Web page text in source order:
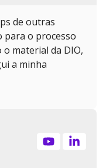
de outras
para o processo
o material da DIO,
a minha